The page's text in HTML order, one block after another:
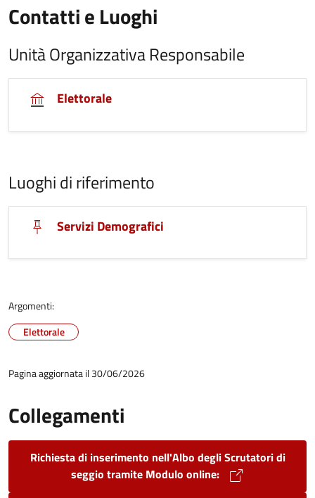
Contatti e Luoghi
Unità Organizzativa Responsabile
Elettorale
Luoghi di riferimento
Servizi Demografici
Argomenti:
Elettorale
Pagina aggiornata il 30/06/2026
Collegamenti
Richiesta di inserimento nell'Albo degli Scrutatori di
seggio tramite Modulo online: